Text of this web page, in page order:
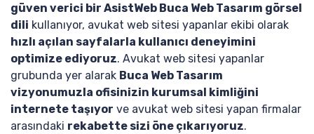
güven verici bir AsistWeb Buca Web Tasarım görsel
dili kullanıyor, avukat web sitesi yapanlar ekibi olarak
hızlı açılan sayfalarla kullanıcı deneyimini
optimize ediyoruz. Avukat web sitesi yapanlar
grubunda yer alarak Buca Web Tasarım
vizyonumuzla ofisinizin kurumsal kimliğini
internete taşıyor ve avukat web sitesi yapan firmalar
arasındaki rekabette sizi öne çıkarıyoruz.